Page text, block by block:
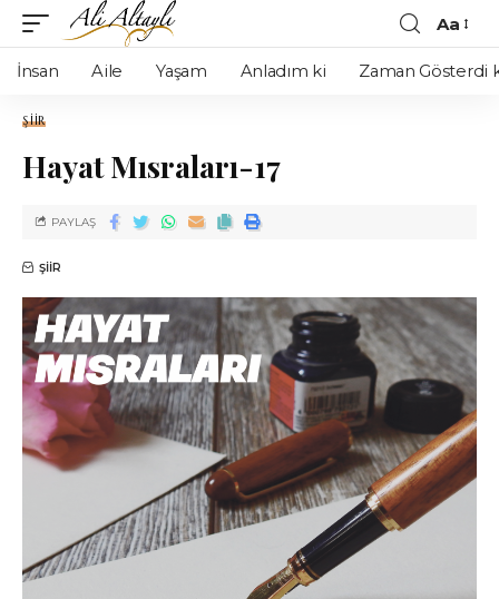
Aa
İnsan Aile Yaşam Anladım ki Zaman Gösterdi
ŞIIR
Hayat Mısraları-17
ŞIIR
PAYLAŞ